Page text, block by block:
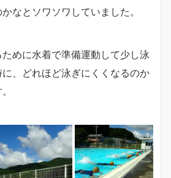
なとソワソワしていました。
めに水着で準備運動して少し泳
、どれほど泳ぎにくくなるのか